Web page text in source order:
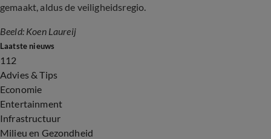
gemaakt, aldus de veiligheidsregio.
Beeld: Koen Laureij
Laatste nieuws
112
Advies & Tips
Economie
Entertainment
Infrastructuur
Milieu en Gezondheid